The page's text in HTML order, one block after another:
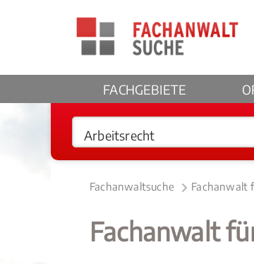
FACHGEBIETE
Fachanwaltsuche Fachanwalt
Fachanwalt